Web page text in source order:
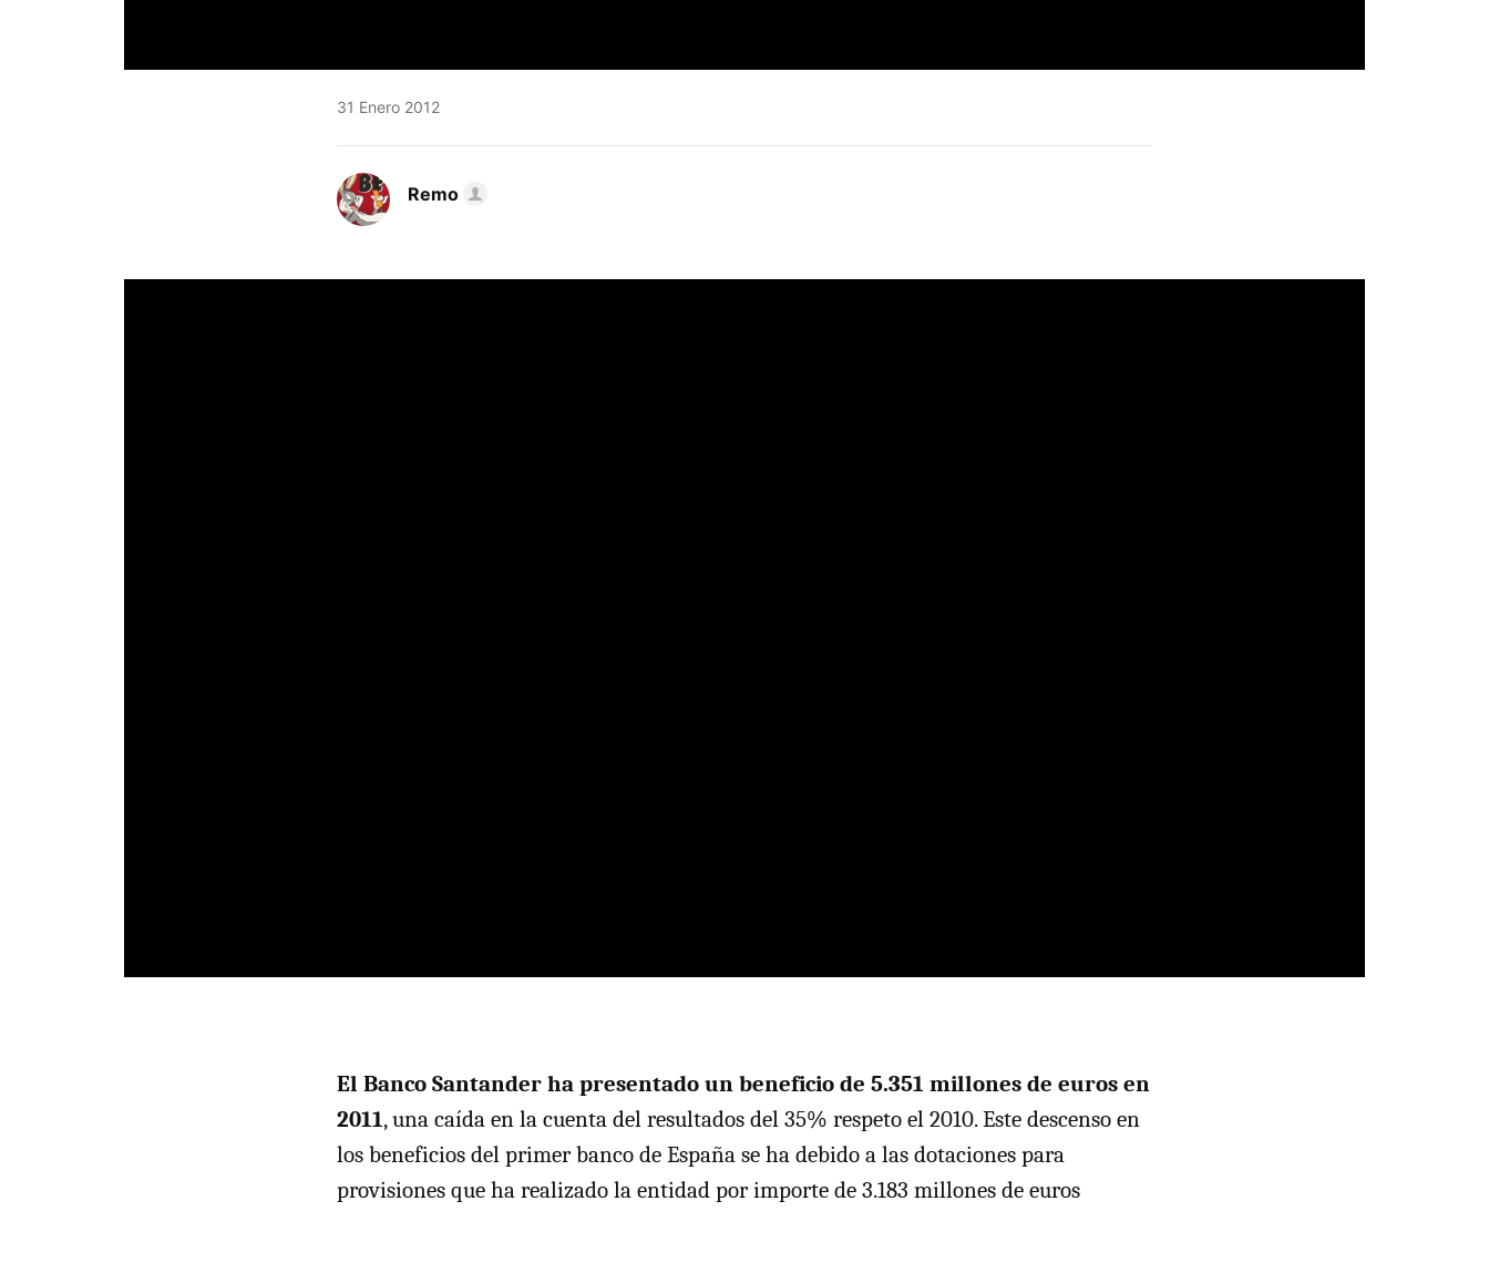
31 Enero 2012
Remo
El Banco Santander ha presentado un beneficio de 5.351 millones de euros en
2011, una caída en la cuenta del resultados del 35% respeto el 2010. Este descenso en
los beneficios del primer banco de España se ha debido a las dotaciones para
provisiones que ha realizado la entidad por importe de 3.183 millones de euros